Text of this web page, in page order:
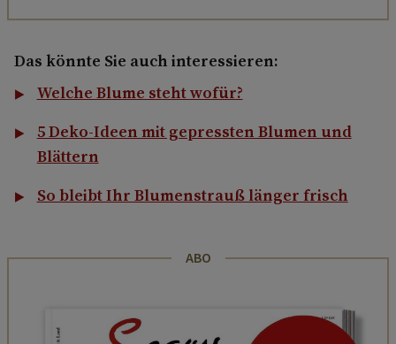
Das könnte Sie auch interessieren:
Welche Blume steht wofür?
5 Deko-Ideen mit gepressten Blumen und
Blättern
So bleibt Ihr Blumenstrauß länger frisch
ABO